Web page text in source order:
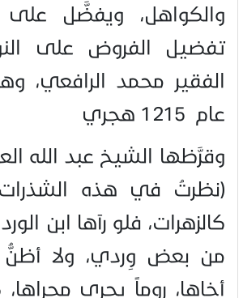
والكواهل، ويفضَّل على
تفضيل الفروض على
الفقير محمد الرافعي،
عام 1215 هجري
وقرَّظها الشيخ عبد الله
(نظرتُ في هذه
كالزهرات، فلو رآها ابن
من بعض وِردي، ولا أظنُّ
أخاها، روماً يجري